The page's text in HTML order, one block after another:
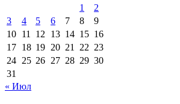
1
2
3
4 5 6 7 8
9
10 11 12 13 14 15 16
17 18 19 20 21 22 23
24 25 26 27 28 29 30
31
« Июл